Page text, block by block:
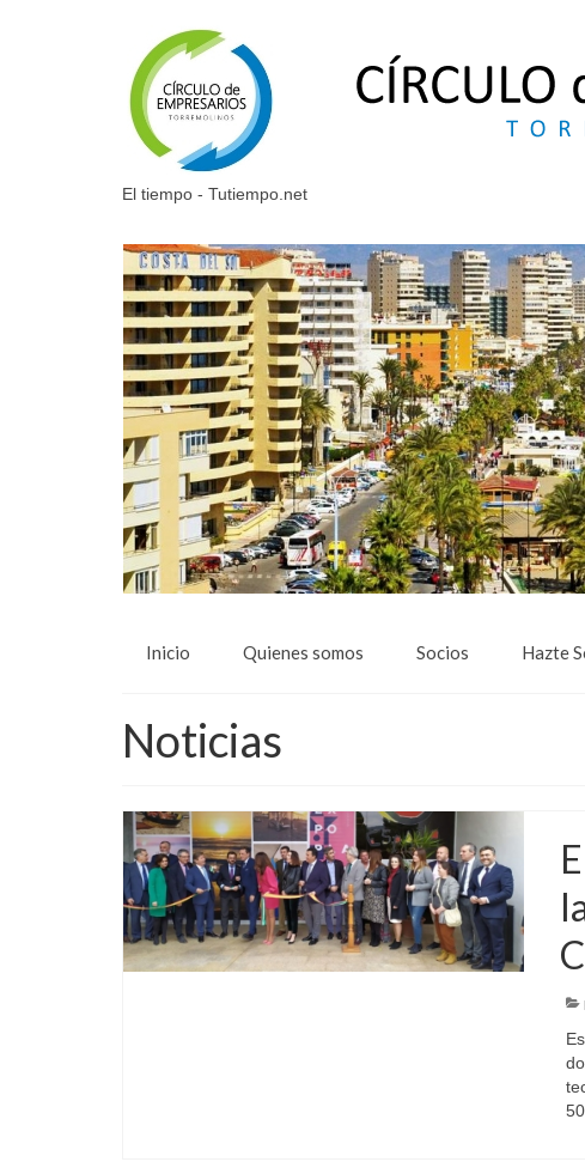
El tiempo - Tutiempo.net
Inicio Quienes somos Socios Hazte
Noticias